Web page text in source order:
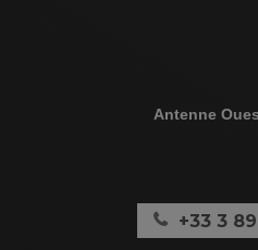
Antenne
+33 3